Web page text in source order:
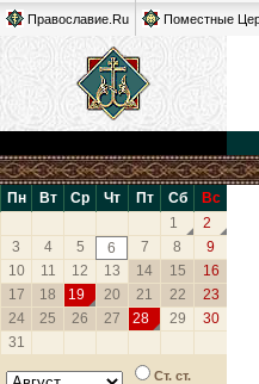
Православие.Ru Поместные
Пн Вт Ср Чт Пт Сб
Вс
1
2
3
4 5 6 7 8
9
10
11 12 13 14 15
16
17
18 19 20 21 22
23
24
25 26 27 28 29
30
31
Ст. ст.